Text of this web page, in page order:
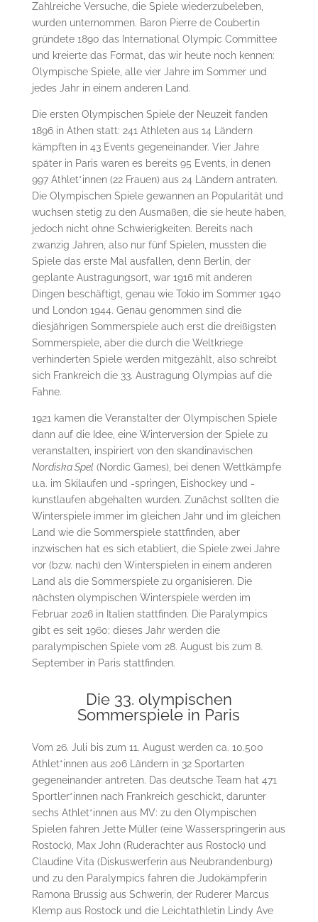
Zahlreiche Versuche, die Spiele wiederzubeleben,
wurden unternommen. Baron Pierre de Coubertin
gründete 1890 das International Olympic Committee
und kreierte das Format, das wir heute noch kennen:
Olympische Spiele, alle vier Jahre im Sommer und
jedes Jahr in einem anderen Land.
Die ersten Olympischen Spiele der Neuzeit fanden
1896 in Athen statt: 241 Athleten aus 14 Ländern
kämpften in 43 Events gegeneinander. Vier Jahre
später in Paris waren es bereits 95 Events, in denen
997 Athlet*innen (22 Frauen) aus 24 Ländern antraten.
Die Olympischen Spiele gewannen an Popularität und
wuchsen stetig zu den Ausmaßen, die sie heute haben,
jedoch nicht ohne Schwierigkeiten. Bereits nach
zwanzig Jahren, also nur fünf Spielen, mussten die
Spiele das erste Mal ausfallen, denn Berlin, der
geplante Austragungsort, war 1916 mit anderen
Dingen beschäftigt, genau wie Tokio im Sommer 1940
und London 1944. Genau genommen sind die
diesjährigen Sommerspiele auch erst die dreißigsten
Sommerspiele, aber die durch die Weltkriege
verhinderten Spiele werden mitgezählt, also schreibt
sich Frankreich die 33. Austragung Olympias auf die
Fahne.
1921 kamen die Veranstalter der Olympischen Spiele
dann auf die Idee, eine Winterversion der Spiele zu
veranstalten, inspiriert von den skandinavischen
Nordiska Spel(Nordic Games), bei denen Wettkämpfe
u.a. im Skilaufen und -springen, Eishockey und -
kunstlaufen abgehalten wurden. Zunächst sollten die
Winterspiele immer im gleichen Jahr und im gleichen
Land wie die Sommerspiele stattfinden, aber
inzwischen hat es sich etabliert, die Spiele zwei Jahre
vor (bzw. nach) den Winterspielen in einem anderen
Land als die Sommerspiele zu organisieren. Die
nächsten olympischen Winterspiele werden im
Februar 2026 in Italien stattfinden. Die Paralympics
gibt es seit 1960; dieses Jahr werden die
paralympischen Spiele vom 28. August bis zum 8.
September in Paris stattfinden.
Die 33. olympischen
Sommerspiele in Paris
Vom 26. Juli bis zum 11. August werden ca. 10.500
Athlet*innen aus 206 Ländern in 32 Sportarten
gegeneinander antreten. Das deutsche Team hat 471
Sportler*innen nach Frankreich geschickt, darunter
sechs Athlet*innen aus MV: zu den Olympischen
Spielen fahren Jette Müller (eine Wasserspringerin aus
Rostock), Max John (Ruderachter aus Rostock) und
Claudine Vita (Diskuswerferin aus Neubrandenburg)
und zu den Paralympics fahren die Judokämpferin
Ramona Brussig aus Schwerin, der Ruderer Marcus
Klemp aus Rostock und die Leichtathletin Lindy Ave